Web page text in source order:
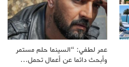
عمر لطفي: “السينما حلم مستمر
وأبحث دائما عن أعمال تحمل…